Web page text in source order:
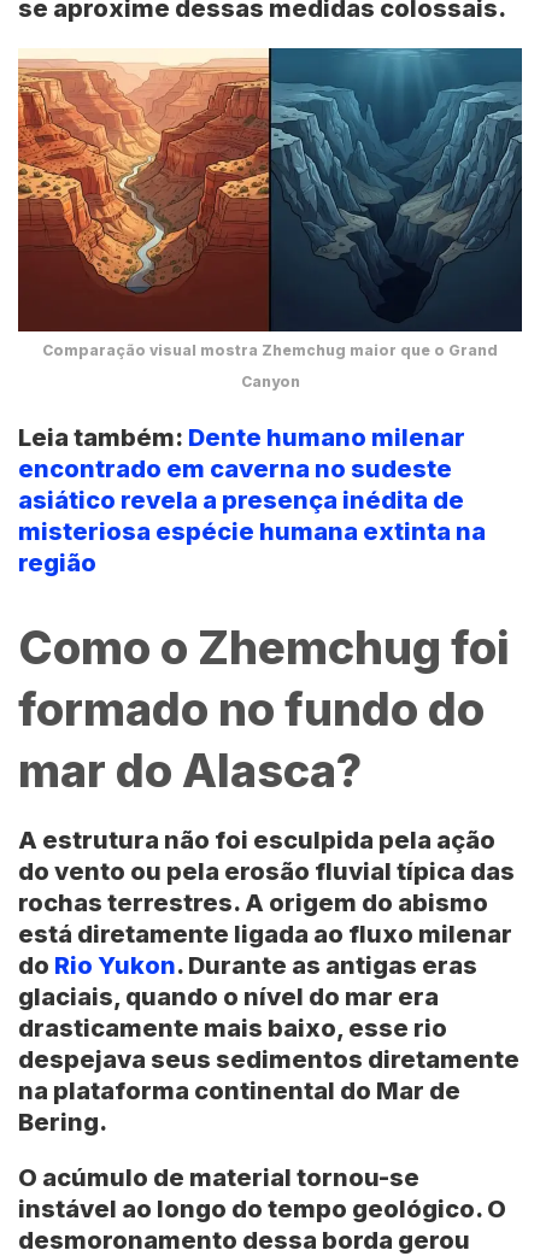
se aproxime dessas medidas colossais.
Comparação visual mostra Zhemchug maior que o Grand
Canyon
Leia também: Dente humano milenar
encontrado em caverna no sudeste
asiático revela a presença inédita de
misteriosa espécie humana extinta na
região
Como o Zhemchug foi
formado no fundo do
mar do Alasca?
A estrutura não foi esculpida pela ação
do vento ou pela erosão fluvial típica das
rochas terrestres. A origem do abismo
está diretamente ligada ao fluxo milenar
do Rio Yukon. Durante as antigas eras
glaciais, quando o nível do mar era
drasticamente mais baixo, esse rio
despejava seus sedimentos diretamente
na plataforma continental do Mar de
Bering.
O acúmulo de material tornou-se
instável ao longo do tempo geológico. O
desmoronamento dessa borda gerou